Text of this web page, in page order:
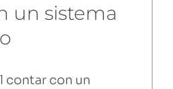
un sistema
contar con un